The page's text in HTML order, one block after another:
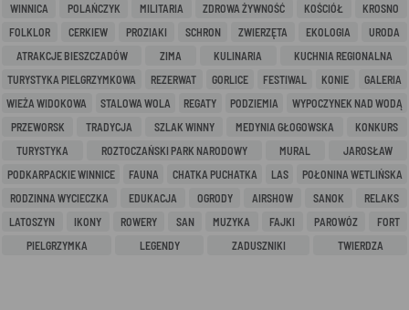
WINNICA
POLAŃCZYK MILITARIA ZDROWA ŻYWNOŚĆ KOŚCIÓŁ
KROSNO
FOLKLOR
CERKIEW PROZIAKI SCHRON ZWIERZĘTA EKOLOGIA
URODA
ATRAKCJE BIESZCZADÓW
ZIMA KULINARIA
KUCHNIA REGIONALNA
TURYSTYKA PIELGRZYMKOWA
REZERWAT GORLICE FESTIWAL KONIE
GALERIA
WIEŻA WIDOKOWA
STALOWA WOLA REGATY PODZIEMIA
WYPOCZYNEK NAD WODĄ
PRZEWORSK
TRADYCJA SZLAK WINNY MEDYNIA GŁOGOWSKA
KONKURS
TURYSTYKA
ROZTOCZAŃSKI PARK NARODOWY MURAL
JAROSŁAW
PODKARPACKIE WINNICE
FAUNA CHATKA PUCHATKA LAS
POŁONINA WETLIŃSKA
RODZINNA WYCIECZKA
EDUKACJA OGRODY AIRSHOW SANOK
RELAKS
LATOSZYN
IKONY ROWERY SAN MUZYKA FAJKI PAROWÓZ
FORT
PIELGRZYMKA
LEGENDY ZADUSZNIKI TWIERDZA